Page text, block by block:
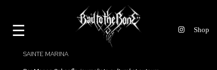
☰
SAINTE MARINA